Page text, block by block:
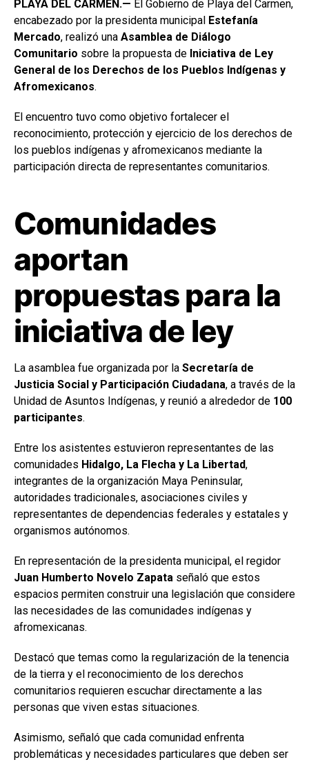
PLAYA DEL CARMEN.— El Gobierno de Playa del Carmen,
encabezado por la presidenta municipal Estefanía
Mercado, realizó una Asamblea de Diálogo
Comunitario sobre la propuesta de Iniciativa de Ley
General de los Derechos de los Pueblos Indígenas y
Afromexicanos.
El encuentro tuvo como objetivo fortalecer el
reconocimiento, protección y ejercicio de los derechos de
los pueblos indígenas y afromexicanos mediante la
participación directa de representantes comunitarios.
Comunidades
aportan
propuestas para la
iniciativa de ley
La asamblea fue organizada por la Secretaría de
Justicia Social y Participación Ciudadana, a través de la
Unidad de Asuntos Indígenas, y reunió a alrededor de 100
participantes.
Entre los asistentes estuvieron representantes de las
comunidades Hidalgo, La Flecha y La Libertad,
integrantes de la organización Maya Peninsular,
autoridades tradicionales, asociaciones civiles y
representantes de dependencias federales y estatales y
organismos autónomos.
En representación de la presidenta municipal, el regidor
Juan Humberto Novelo Zapata señaló que estos
espacios permiten construir una legislación que considere
las necesidades de las comunidades indígenas y
afromexicanas.
Destacó que temas como la regularización de la tenencia
de la tierra y el reconocimiento de los derechos
comunitarios requieren escuchar directamente a las
personas que viven estas situaciones.
Asimismo, señaló que cada comunidad enfrenta
problemáticas y necesidades particulares que deben ser